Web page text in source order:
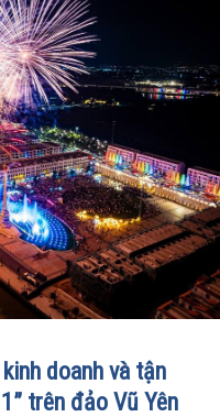
doanh và tận
trên đảo Vũ Yên